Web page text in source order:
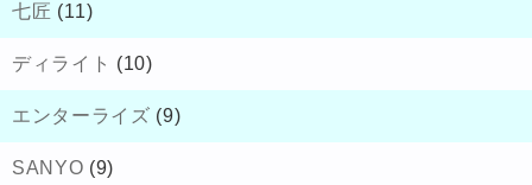
七匠 (11)
ディライト (10)
エンターライズ (9)
SANYO (9)